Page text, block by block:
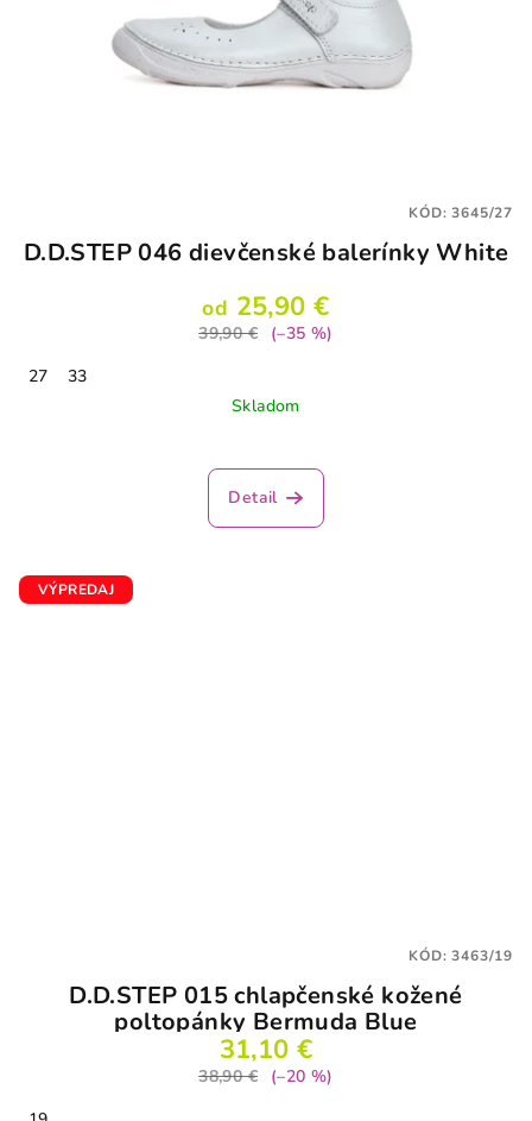
D.D.STEP 046 dievčenské balerínky White
od 25,90 €
39,90 €
(–35 %)
27
33
Skladom
Detail
KÓD:3645/27
VÝPREDAJ
D.D.STEP 015 chlapčenské kožené
poltopánky Bermuda Blue
31,10 €
38,90 €
(–20 %)
KÓD:3463/19